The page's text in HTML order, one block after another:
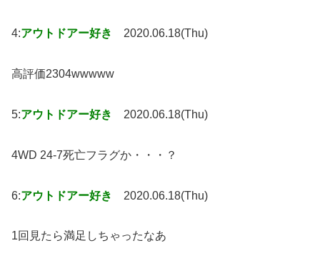
4:アウトドアー好き 2020.06.18(Thu)
高評価2304wwwww
5:アウトドアー好き 2020.06.18(Thu)
4WD 24-7死亡フラグか・・・？
6:アウトドアー好き 2020.06.18(Thu)
1回見たら満足しちゃったなあ